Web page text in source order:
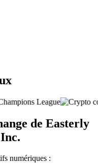
de Easterly
numériques :